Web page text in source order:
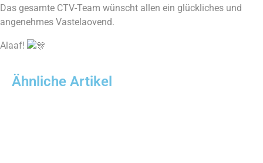
Das gesamte CTV-Team wünscht allen ein glückliches und
angenehmes Vastelaovend.
Alaaf!
Ähnliche Artikel